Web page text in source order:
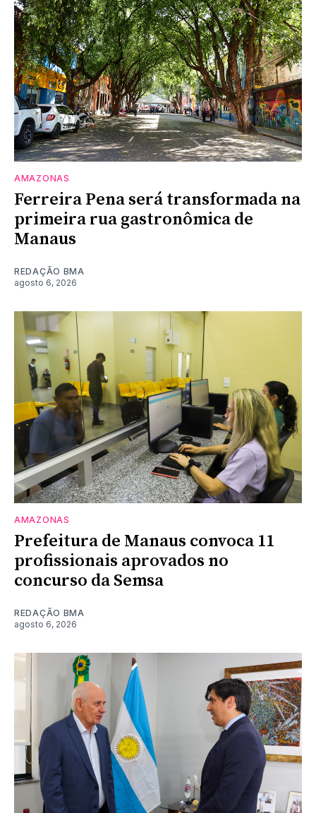
AMAZONAS
Ferreira Pena será transformada na
primeira rua gastronômica de
Manaus
REDAÇÃO BMA
agosto 6, 2026
AMAZONAS
Prefeitura de Manaus convoca 11
profissionais aprovados no
concurso da Semsa
REDAÇÃO BMA
agosto 6, 2026